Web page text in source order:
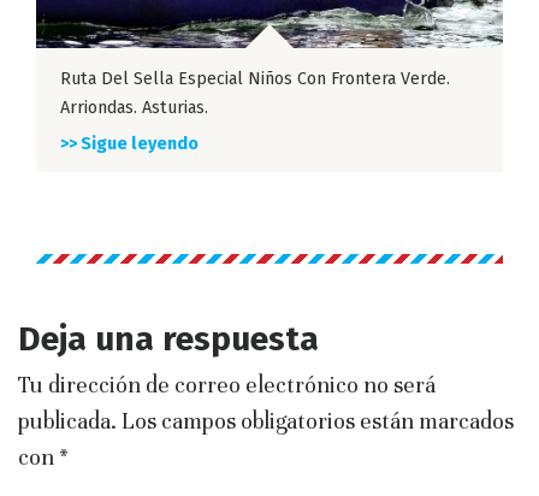
Ruta Del Sella Especial Niños Con Frontera Verde.
Arriondas. Asturias.
>> Sigue leyendo
Deja una respuesta
Tu dirección de correo electrónico no será
publicada. Los campos obligatorios están marcados
con *